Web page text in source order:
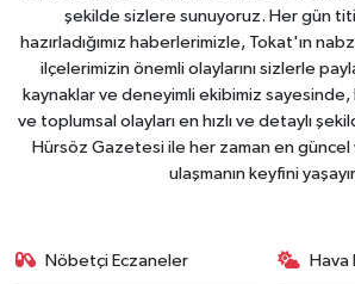
şekilde sizlere sunuyoruz. Her gün
hazırladığımız haberlerimizle, Tokat'ın
ilçelerimizin önemli olaylarını sizlerle
kaynaklar ve deneyimli ekibimiz
ve toplumsal olayları en hızlı ve detaylı
Hürsöz Gazetesi ile her zaman en
ulaşmanın keyfini
Nöbetçi Eczaneler Hava